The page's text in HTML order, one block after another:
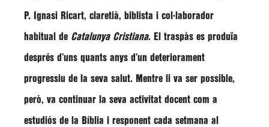
P. Ignasi Ricart, claretià, biblista i col·laborador
habitual de Catalunya Cristiana. El traspàs es produïa
després d’uns quants anys d’un deteriorament
progressiu de la seva salut. Mentre li va ser possible,
però, va continuar la seva activitat docent com a
estudiós de la Bíblia i responent cada setmana al